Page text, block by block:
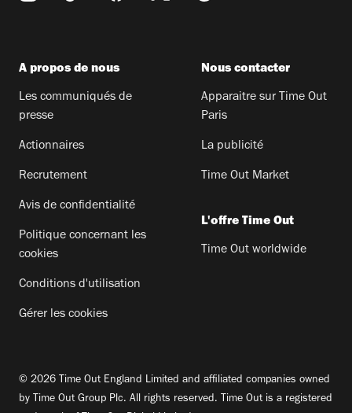
A propos de nous
Les communiqués de
presse
Actionnaires
Recrutement
Avis de confidentialité
Politique concernant les
cookies
Conditions d'utilisation
Gérer les cookies
Nous contacter
Apparaitre sur Time Out
Paris
La publicité
Time Out Market
L'offre Time Out
Time Out worldwide
© 2026 Time Out England Limited and affiliated companies owned
by Time Out Group Plc. All rights reserved. Time Out is a registered